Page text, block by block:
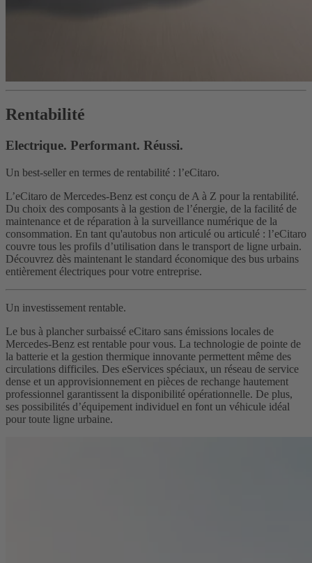
Rentabilité
Electrique. Performant. Réussi.
Un best-seller en termes de rentabilité : l’eCitaro.
L’eCitaro de Mercedes-Benz est conçu de A à Z pour la rentabilité.
Du choix des composants à la gestion de l’énergie, de la facilité de
maintenance et de réparation à la surveillance numérique de la
consommation. En tant qu'autobus non articulé ou articulé : l’eCitaro
couvre tous les profils d’utilisation dans le transport de ligne urbain.
Découvrez dès maintenant le standard économique des bus urbains
entièrement électriques pour votre entreprise.
Un investissement rentable.
Le bus à plancher surbaissé eCitaro sans émissions locales de
Mercedes-Benz est rentable pour vous. La technologie de pointe de
la batterie et la gestion thermique innovante permettent même des
circulations difficiles. Des eServices spéciaux, un réseau de service
dense et un approvisionnement en pièces de rechange hautement
professionnel garantissent la disponibilité opérationnelle. De plus,
ses possibilités d’équipement individuel en font un véhicule idéal
pour toute ligne urbaine.